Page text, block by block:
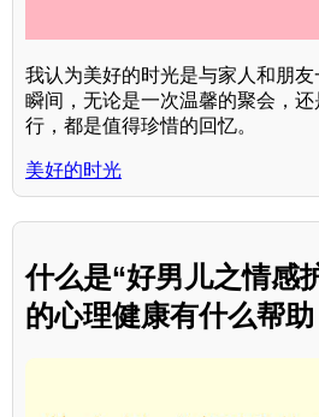
我认为美好的时光是与家人和朋
瞬间，无论是一次温馨的聚会，
行，都是值得珍惜的回忆。
美好的时光
什么是“好男儿之情感
的心理健康有什么帮